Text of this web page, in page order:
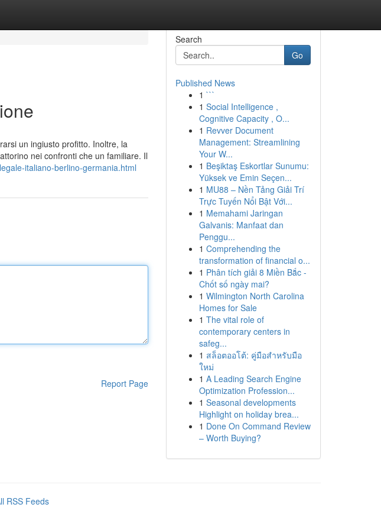
un ingiusto profitto. Inoltre, la
nei confronti che un familiare. Il
italiano-berlino-germania.html
Report Page
Search
Go
Published News
1 ```
1 Social Intelligence ,
Cognitive Capacity , O...
1 Revver Document
Management: Streamlining
Your W...
1 Beşiktaş Eskortlar Sunumu:
Yüksek ve Emin Seçen...
1 MU88 – Nền Tảng Giải Trí
Trực Tuyến Nổi Bật Với...
1 Memahami Jaringan
Galvanis: Manfaat dan
Penggu...
1 Comprehending the
transformation of financial o...
1 Phân tích giải 8 Miền Bắc -
Chốt số ngày mai?
1 Wilmington North Carolina
Homes for Sale
1 The vital role of
contemporary centers in
safeg...
1 สล็อตออโต้: คู่มือสำหรับมือ
ใหม่
1 A Leading Search Engine
Optimization Profession...
1 Seasonal developments
Highlight on holiday brea...
1 Done On Command Review
– Worth Buying?
RSS Feeds